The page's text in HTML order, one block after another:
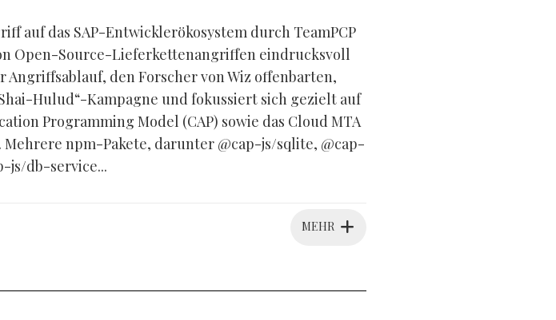
auf das SAP-Entwicklerökosystem durch TeamPCP
Open-Source-Lieferkettenangriffen eindrucksvoll
Angriffsablauf, den Forscher von Wiz offenbarten,
Hulud“-Kampagne und fokussiert sich gezielt auf
Programming Model (CAP) sowie das Cloud MTA
Mehrere npm-Pakete, darunter @cap-js/sqlite, @cap-
js/db-service...
MEHR